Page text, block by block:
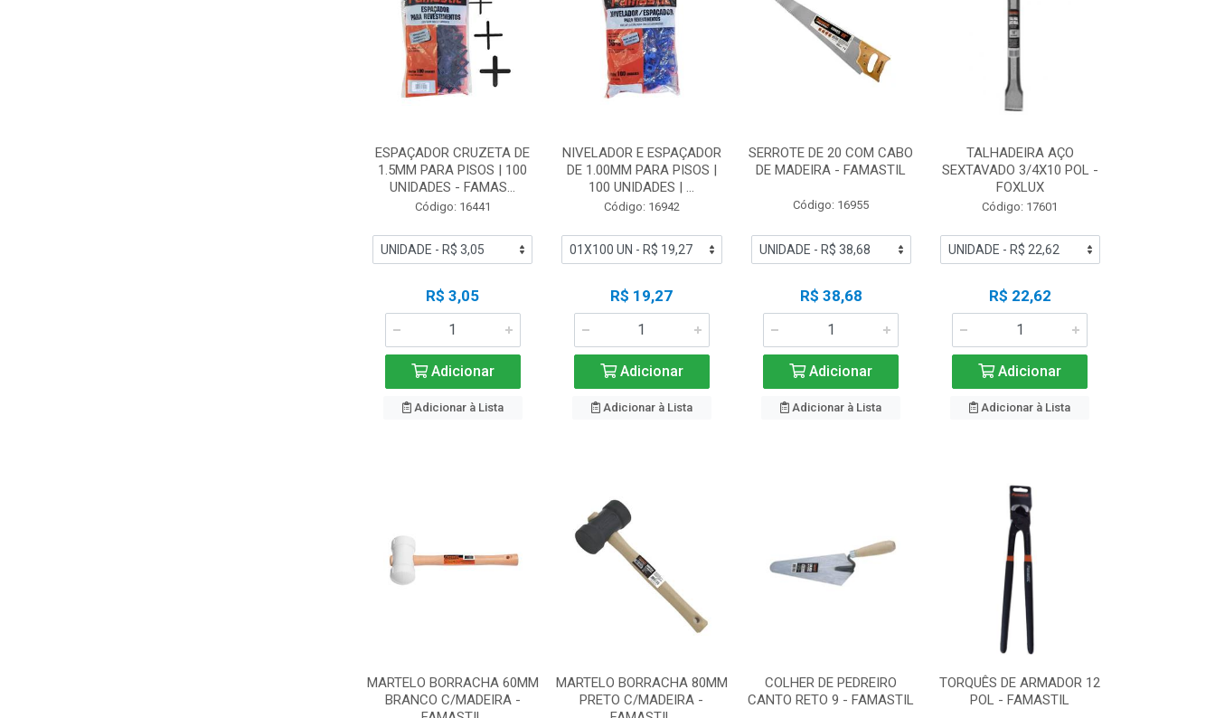
ESPAÇADOR CRUZETA DE
1.5MM PARA PISOS | 100
UNIDADES - FAMAS...
Código: 16441
R$ 3,05
Adicionar
Adicionar à Lista
NIVELADOR E ESPAÇADOR
DE 1.00MM PARA PISOS |
100 UNIDADES | ...
Código: 16942
R$ 19,27
Adicionar
Adicionar à Lista
SERROTE DE 20 COM CABO
DE MADEIRA - FAMASTIL
Código: 16955
R$ 38,68
Adicionar
Adicionar à Lista
TALHADEIRA AÇO
SEXTAVADO 3/4X10 POL -
FOXLUX
Código: 17601
R$ 22,62
Adicionar
Adicionar à Lista
MARTELO BORRACHA 60MM
BRANCO C/MADEIRA -
MARTELO BORRACHA 80MM
PRETO C/MADEIRA -
COLHER DE PEDREIRO
CANTO RETO 9 - FAMASTIL
TORQUÊS DE ARMADOR 12
POL - FAMASTIL